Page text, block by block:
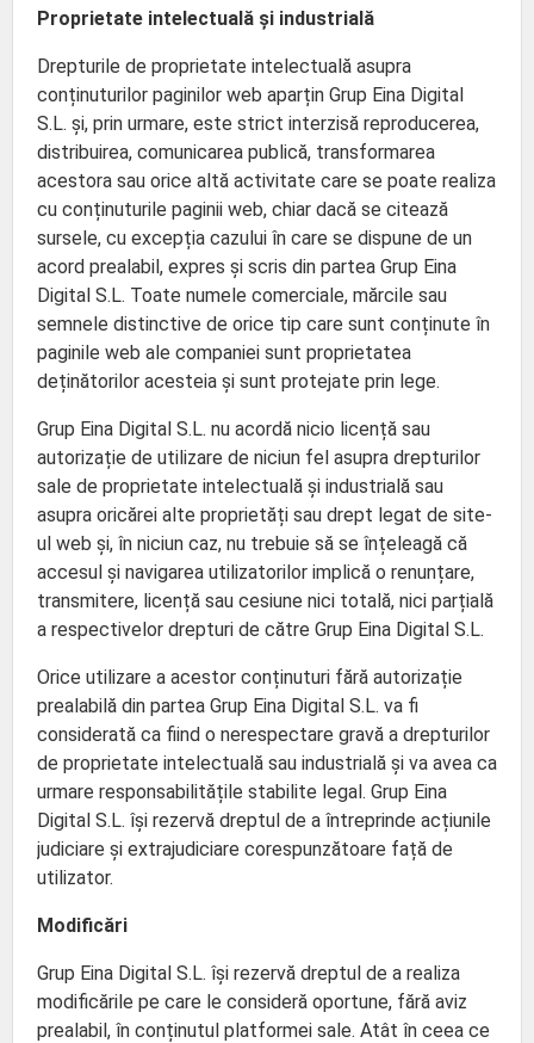
Proprietate intelectuală și industrială
Drepturile de proprietate intelectuală asupra
conținuturilor paginilor web aparțin Grup Eina Digital
S.L. și, prin urmare, este strict interzisă reproducerea,
distribuirea, comunicarea publică, transformarea
acestora sau orice altă activitate care se poate realiza
cu conținuturile paginii web, chiar dacă se citează
sursele, cu excepția cazului în care se dispune de un
acord prealabil, expres și scris din partea Grup Eina
Digital S.L. Toate numele comerciale, mărcile sau
semnele distinctive de orice tip care sunt conținute în
paginile web ale companiei sunt proprietatea
deținătorilor acesteia și sunt protejate prin lege.
Grup Eina Digital S.L. nu acordă nicio licență sau
autorizație de utilizare de niciun fel asupra drepturilor
sale de proprietate intelectuală și industrială sau
asupra oricărei alte proprietăți sau drept legat de site-
ul web și, în niciun caz, nu trebuie să se înțeleagă că
accesul și navigarea utilizatorilor implică o renunțare,
transmitere, licență sau cesiune nici totală, nici parțială
a respectivelor drepturi de către Grup Eina Digital S.L.
Orice utilizare a acestor conținuturi fără autorizație
prealabilă din partea Grup Eina Digital S.L. va fi
considerată ca fiind o nerespectare gravă a drepturilor
de proprietate intelectuală sau industrială și va avea ca
urmare responsabilitățile stabilite legal. Grup Eina
Digital S.L. își rezervă dreptul de a întreprinde acțiunile
judiciare și extrajudiciare corespunzătoare față de
utilizator.
Modificări
Grup Eina Digital S.L. își rezervă dreptul de a realiza
modificările pe care le consideră oportune, fără aviz
prealabil, în conținutul platformei sale. Atât în ceea ce